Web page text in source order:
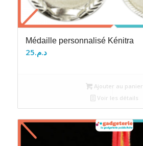
Médaille personnalisé Kénitra
د.م.25
Ajouter au panier
Voir les détails